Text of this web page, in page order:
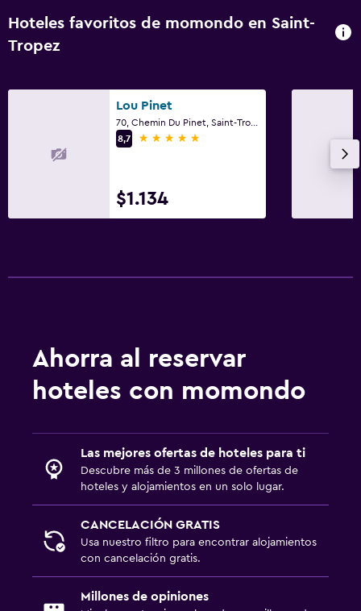
Hoteles favoritos de momondo en Saint-
Tropez
Lou Pinet
8,7
5 estrellas
$1.134
Ahorra al reservar
hoteles con momondo
Las mejores ofertas de hoteles para ti
Descubre más de 3 millones de ofertas de
hoteles y alojamientos en un solo lugar.
CANCELACIÓN GRATIS
Usa nuestro filtro para encontrar alojamientos
con cancelación gratis.
Millones de opiniones